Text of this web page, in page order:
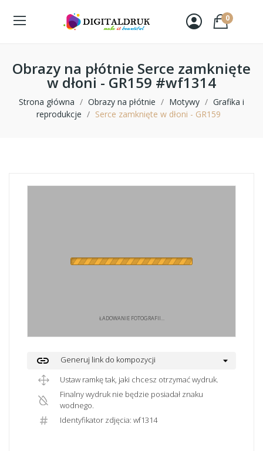
0
Obrazy na płótnie Serce zamknięte
w dłoni - GR159 #wf1314
Strona główna Obrazy na płótnie Motywy
Grafika i
reprodukcje
Serce zamknięte w dłoni - GR159
ŁADOWANIE FOTOGRAFII...
link
Generuj link do kompozycji
Ustaw ramkę tak, jaki chcesz otrzymać wydruk.
Finalny wydruk nie będzie posiadał znaku
wodnego.
Identyfikator zdjęcia: wf1314